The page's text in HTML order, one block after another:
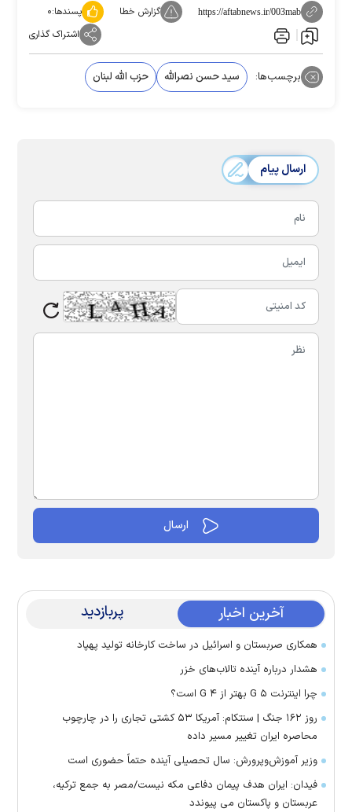
https://aftabnews.ir/003mab گزارش خطا پسندها:۰
اشتراک گذاری
برچسب‌ها: سید حسن نصرالله حزب الله لبنان
ارسال پیام
آخرین اخبار پربازدید
همکاری صربستان و اسرائیل در ساخت کارخانه تولید پهپاد
هشدار درباره آینده تالاب‌های خزر
چرا اینترنت ۵ G بهتر از ۴ G است؟
روز ۱۶۲ جنگ | سنتکام: آمریکا ۵۳ کشتی تجاری را در چارچوب
محاصره ایران تغییر مسیر داده
وزیر آموزش‌وپرورش: سال تحصیلی آینده حتماً حضوری است
فیدان: ایران هدف پیمان دفاعی مکه نیست/مصر به جمع ترکیه،
عربستان و پاکستان می پیوندد